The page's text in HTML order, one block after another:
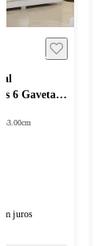
6 Gavetas
53.00cm
juros